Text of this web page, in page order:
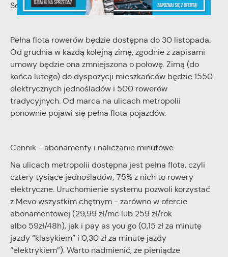
Sezon zimowy
Pełna flota rowerów będzie dostępna do 30 listopada.
Od grudnia w każdą kolejną zimę, zgodnie z zapisami
umowy będzie ona zmniejszona o połowę. Zimą (do
końca lutego) do dyspozycji mieszkańców będzie 1550
elektrycznych jednośladów i 500 rowerów
tradycyjnych. Od marca na ulicach metropolii
ponownie pojawi się pełna flota pojazdów.
Cennik - abonamenty i naliczanie minutowe
Na ulicach metropolii dostępna jest pełna flota, czyli
cztery tysiące jednośladów; 75% z nich to rowery
elektryczne. Uruchomienie systemu pozwoli korzystać
z Mevo wszystkim chętnym - zarówno w ofercie
abonamentowej (29,99 zł/mc lub 259 zł/rok
albo 59zł/48h), jak i pay as you go (0,15 zł za minutę
jazdy “klasykiem” i 0,30 zł za minutę jazdy
“elektrykiem”). Warto nadmienić, że pieniądze